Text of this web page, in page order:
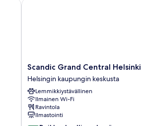
Scandic
Grand
Central
Helsinki
Helsingin
kaupungin
keskusta
Scandic Grand Central Helsinki
Helsingin kaupungin keskusta
Lemmikkiystävällinen
Ilmainen Wi-Fi
Ravintola
Ilmastointi